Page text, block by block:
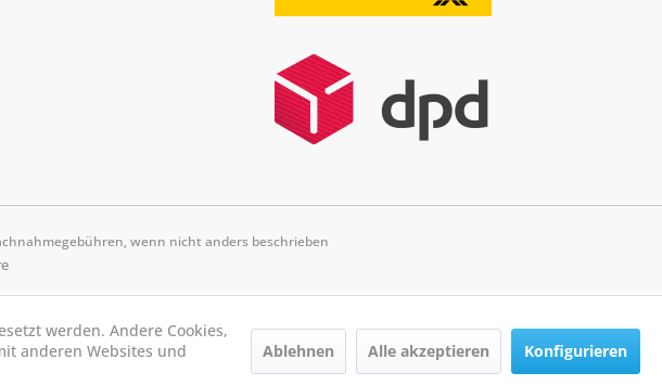
wenn nicht anders beschrieben
werden. Andere Cookies,
anderen Websites und
Ablehnen Alle akzeptieren Konfigurieren